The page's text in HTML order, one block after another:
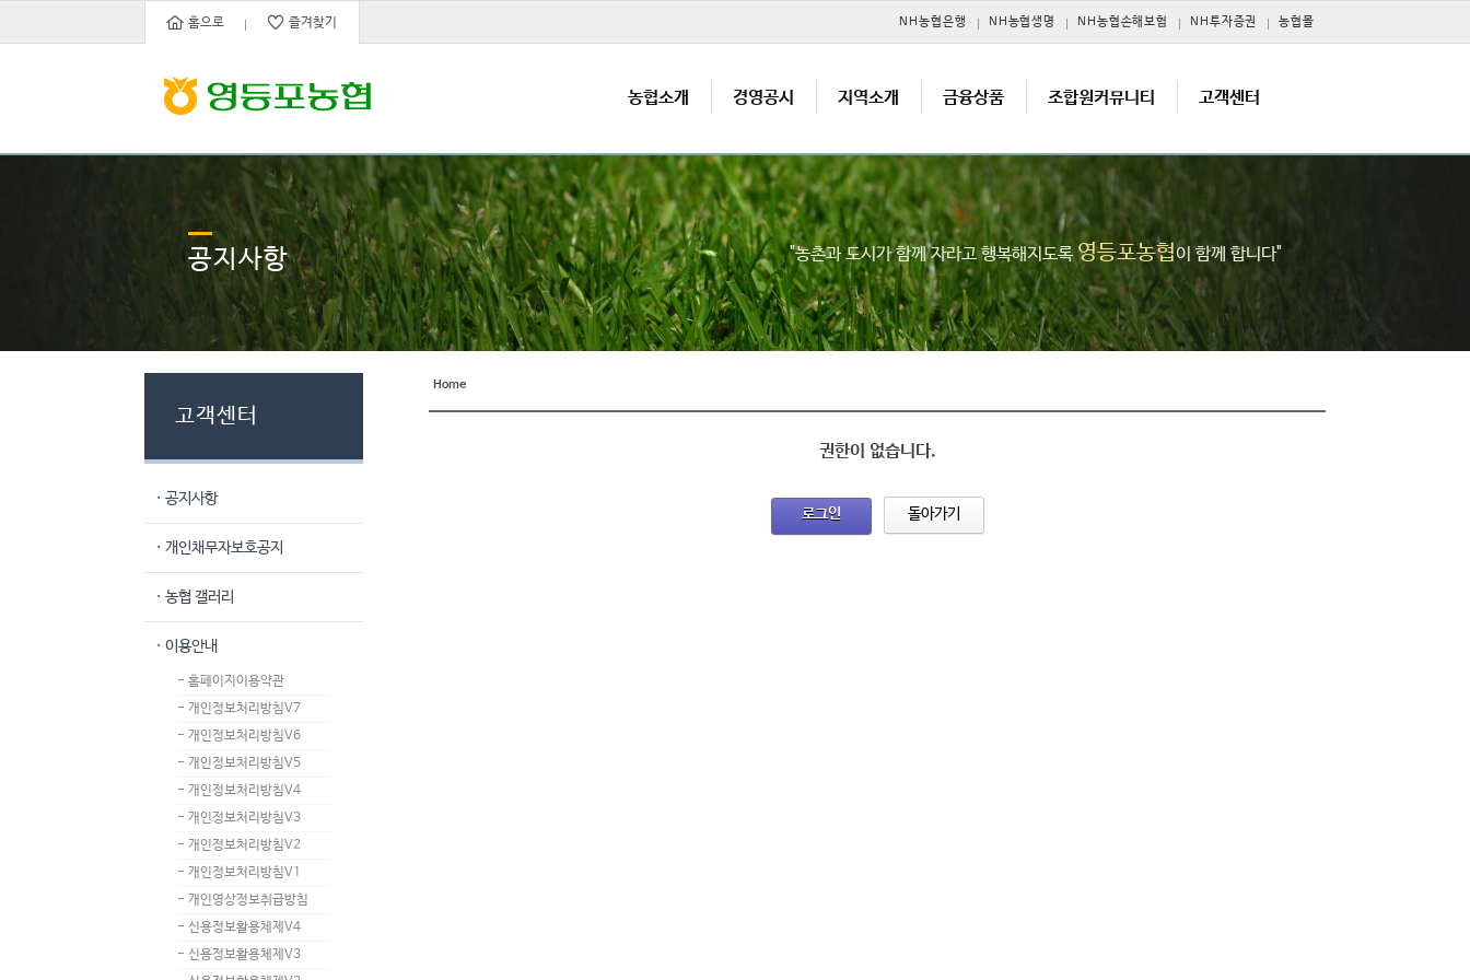
홈으로 즐겨찾기 NH농협은행 NH농협생명 NH농협손해보험 NH투자증권 농협몰
농협소개 경영공시 지역소개 금융상품 조합원커뮤니티 고객센터
공지사항 "농촌과 도시가 함께 자라고 행복해지도록영등포농협이 함께 합니다"
고객센터
· 공지사항
· 개인채무자보호공지
· 농협 갤러리
· 이용안내
- 홈페이지이용약관
- 개인정보처리방침V7
- 개인정보처리방침V6
- 개인정보처리방침V5
- 개인정보처리방침V4
- 개인정보처리방침V3
- 개인정보처리방침V2
- 개인정보처리방침V1
- 개인영상정보취급방침
- 신용정보활용체제V4
- 신용정보활용체제V3
Home
권한이 없습니다.
로그인 돌아가기